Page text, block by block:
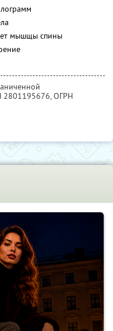
мышщы спины
2801195676, ОГРН